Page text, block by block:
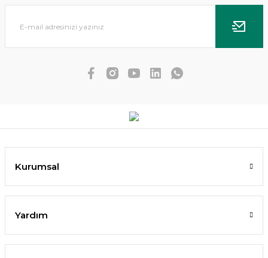
906,42 TL
815,78 TL
Kurumsal
Yardım